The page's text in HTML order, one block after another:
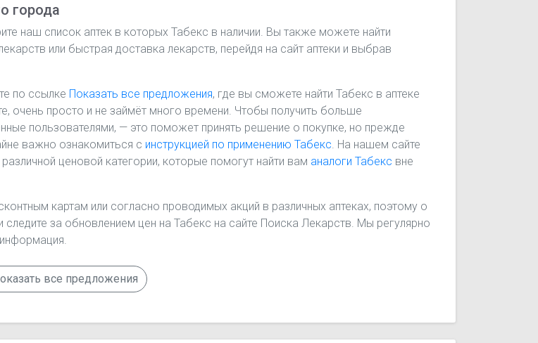
города
наш список аптек в которых Табекс в наличии. Вы также можете найти
или быстрая доставка лекарств, перейдя на сайт аптеки и выбрав
по ссылке Показать все предложения, где вы сможете найти Табекс в аптеке
очень просто и не займёт много времени. Чтобы получить больше
пользователями, — это поможет принять решение о покупке, но прежде
важно ознакомиться с инструкцией по применению Табекс . На нашем сайте
ценовой категории, которые помогут найти вам аналоги Табекс вне
картам или согласно проводимых акций в различных аптеках, поэтому о
следите за обновлением цен на Табекс на сайте Поиска Лекарств. Мы регулярно
все предложения